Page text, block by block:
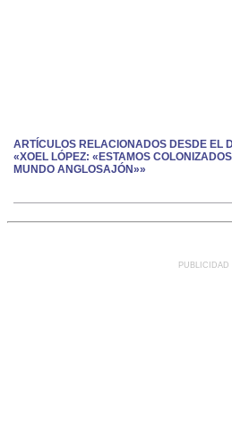
ARTÍCULOS RELACIONADOS DESDE EL
«XOEL LÓPEZ: «ESTAMOS
MUNDO ANGLOSAJÓN»»
PUBLICIDAD